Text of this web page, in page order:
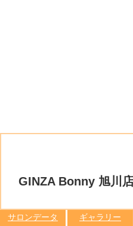
GINZA Bonny 旭川
サロンデータ ギャラリー